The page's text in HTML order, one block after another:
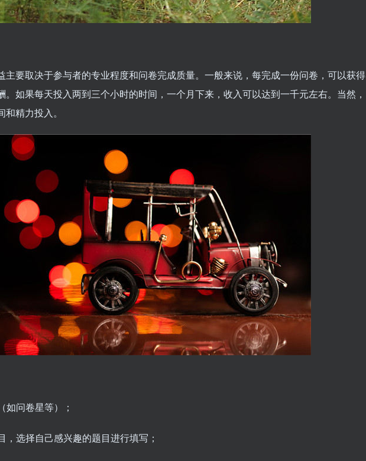
主要取决于参与者的专业程度和问卷完成质量。一般来说，每完成一份问卷，可以获得
。如果每天投入两到三个小时的时间，一个月下来，收入可以达到一千元左右。当然，
精力投入。
如问卷星等）；
，选择自己感兴趣的题目进行填写；